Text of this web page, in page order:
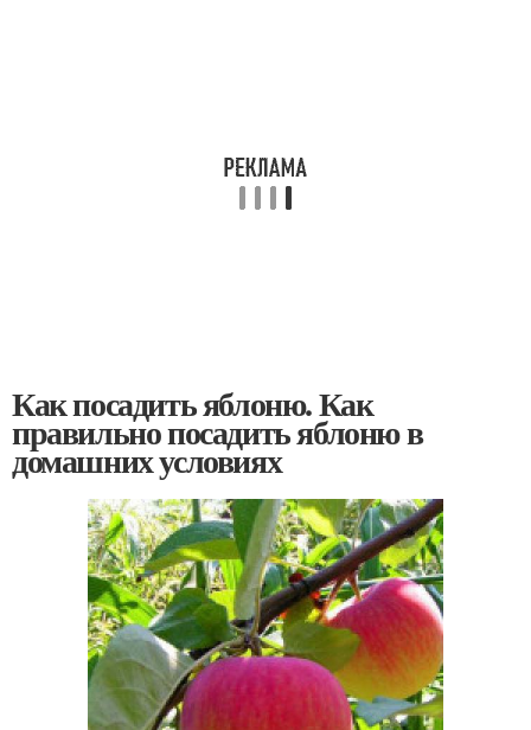
Как посадить яблоню. Как
правильно посадить яблоню в
домашних условиях